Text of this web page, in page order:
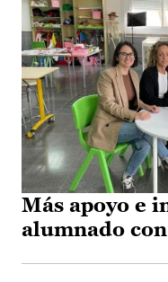
Más apoyo e
alumnado